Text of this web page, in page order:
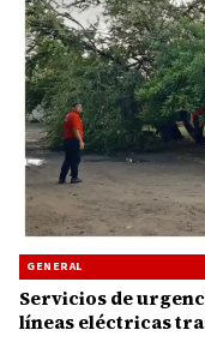
GENERAL
Servicios de
líneas eléctricas